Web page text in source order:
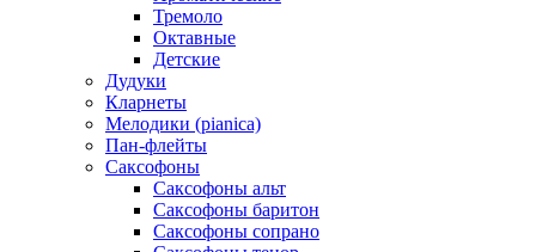
Тремоло
Октавные
Детские
Дудуки
Кларнеты
Мелодики (pianica)
Пан-флейты
Саксофоны
Саксофоны альт
Саксофоны баритон
Саксофоны сопрано